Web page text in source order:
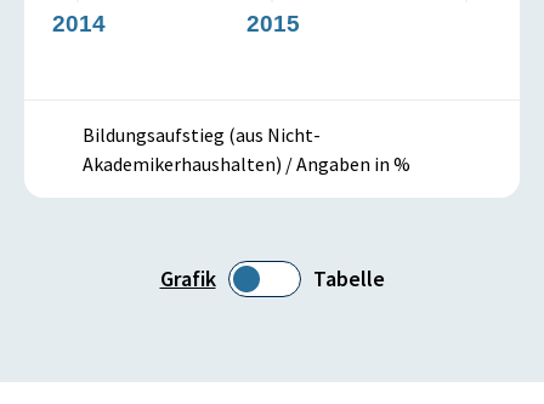
Grafik Tabelle
2014 2015
Bildungsaufstieg (aus Nicht-
Akademikerhaushalten) / Angaben in %